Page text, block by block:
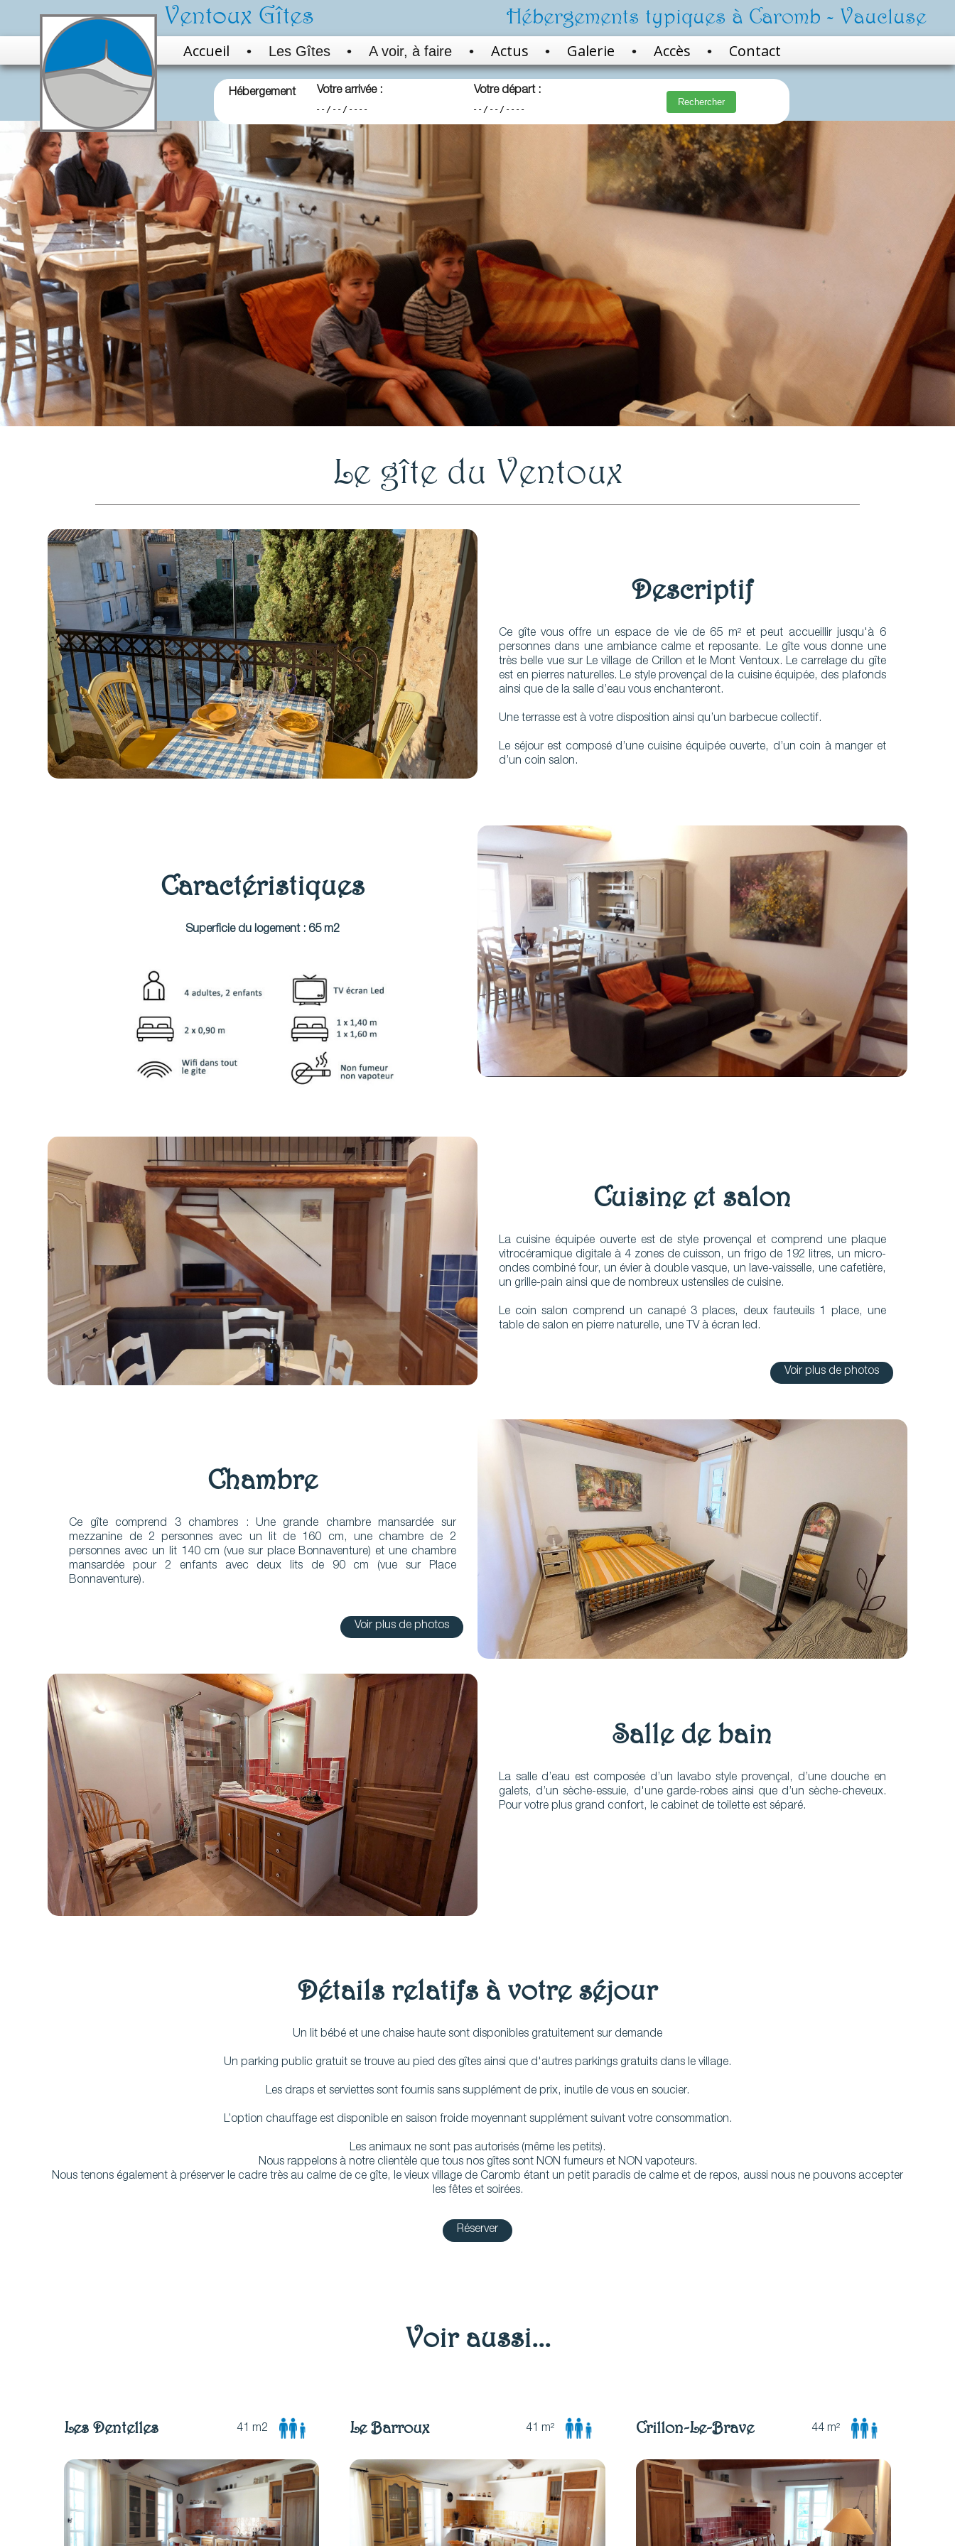
Ventoux Gîtes Hébergements typiques à Caromb - Vaucluse
Accueil • Les Gîtes • A voir, à faire • Actus • Galerie • Accès • Contact
Hébergement Votre arrivée : Votre départ :
Rechercher
Le gîte du Ventoux
Descriptif
Ce gîte vous offre un espace de vie de 65 m² et peut accueillir jusqu'à 6
personnes dans une ambiance calme et reposante. Le gîte vous donne une
très belle vue sur Le village de Crillon et le Mont Ventoux. Le carrelage du gîte
est en pierres naturelles. Le style provençal de la cuisine équipée, des plafonds
ainsi que de la salle d’eau vous enchanteront.
Une terrasse est à votre disposition ainsi qu’un barbecue collectif.
Le séjour est composé d’une cuisine équipée ouverte, d’un coin à manger et
d’un coin salon.
Caractéristiques
Superficie du logement : 65 m2
Cuisine et salon
La cuisine équipée ouverte est de style provençal et comprend une plaque
vitrocéramique digitale à 4 zones de cuisson, un frigo de 192 litres, un micro-
ondes combiné four, un évier à double vasque, un lave-vaisselle, une cafetière,
un grille-pain ainsi que de nombreux ustensiles de cuisine.
Le coin salon comprend un canapé 3 places, deux fauteuils 1 place, une
table de salon en pierre naturelle, une TV à écran led.
Voir plus de photos
Chambre
Ce gîte comprend 3 chambres : Une grande chambre mansardée sur
mezzanine de 2 personnes avec un lit de 160 cm, une chambre de 2
personnes avec un lit 140 cm (vue sur place Bonnaventure) et une chambre
mansardée pour 2 enfants avec deux lits de 90 cm (vue sur Place
Bonnaventure).
Voir plus de photos
Salle de bain
La salle d’eau est composée d’un lavabo style provençal, d’une douche en
galets, d’un sèche-essuie, d'une garde-robes ainsi que d’un sèche-cheveux.
Pour votre plus grand confort, le cabinet de toilette est séparé.
Détails relatifs à votre séjour
Un lit bébé et une chaise haute sont disponibles gratuitement sur demande
Un parking public gratuit se trouve au pied des gîtes ainsi que d'autres parkings gratuits dans le village.
Les draps et serviettes sont fournis sans supplément de prix, inutile de vous en soucier.
L’option chauffage est disponible en saison froide moyennant supplément suivant votre consommation.
Les animaux ne sont pas autorisés (même les petits).
Nous rappelons à notre clientèle que tous nos gîtes sont NON fumeurs et NON vapoteurs.
Nous tenons également à préserver le cadre très au calme de ce gîte, le vieux village de Caromb étant un petit paradis de calme et de repos, aussi nous ne pouvons accepter
les fêtes et soirées.
Réserver
Voir aussi...
Les Dentelles 41 m2 Le Barroux 41 m² Crillon-Le-Brave 44 m²